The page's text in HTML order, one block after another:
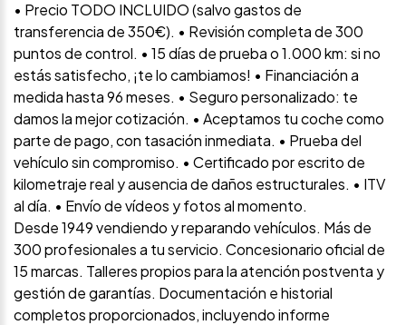
• Precio TODO INCLUIDO (salvo gastos de
transferencia de 350€). • Revisión completa de 300
puntos de control. • 15 días de prueba o 1.000 km: si no
estás satisfecho, ¡te lo cambiamos! • Financiación a
medida hasta 96 meses. • Seguro personalizado: te
damos la mejor cotización. • Aceptamos tu coche como
parte de pago, con tasación inmediata. • Prueba del
vehículo sin compromiso. • Certificado por escrito de
kilometraje real y ausencia de daños estructurales. • ITV
al día. • Envío de vídeos y fotos al momento.
Desde 1949 vendiendo y reparando vehículos. Más de
300 profesionales a tu servicio. Concesionario oficial de
15 marcas. Talleres propios para la atención postventa y
gestión de garantías. Documentación e historial
completos proporcionados, incluyendo informe